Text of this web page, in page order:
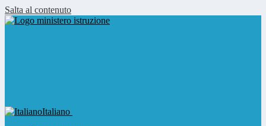
Salta al contenuto
Italiano